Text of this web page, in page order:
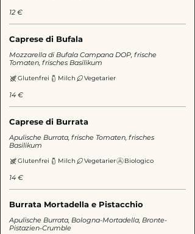
12 €
Caprese di Bufala
Mozzarella di Bufala Campana DOP, frische
Tomaten, frisches Basilikum
14 €
Glutenfrei Milch Vegetarier
Caprese di Burrata
Apulische Burrata, frische Tomaten, frisches
Basilikum
14 €
Glutenfrei Milch Vegetarier Biologico
Burrata Mortadella e Pistacchio
Apulische Burrata, Bologna-Mortadella, Bronte-
Pistazien-Crumble